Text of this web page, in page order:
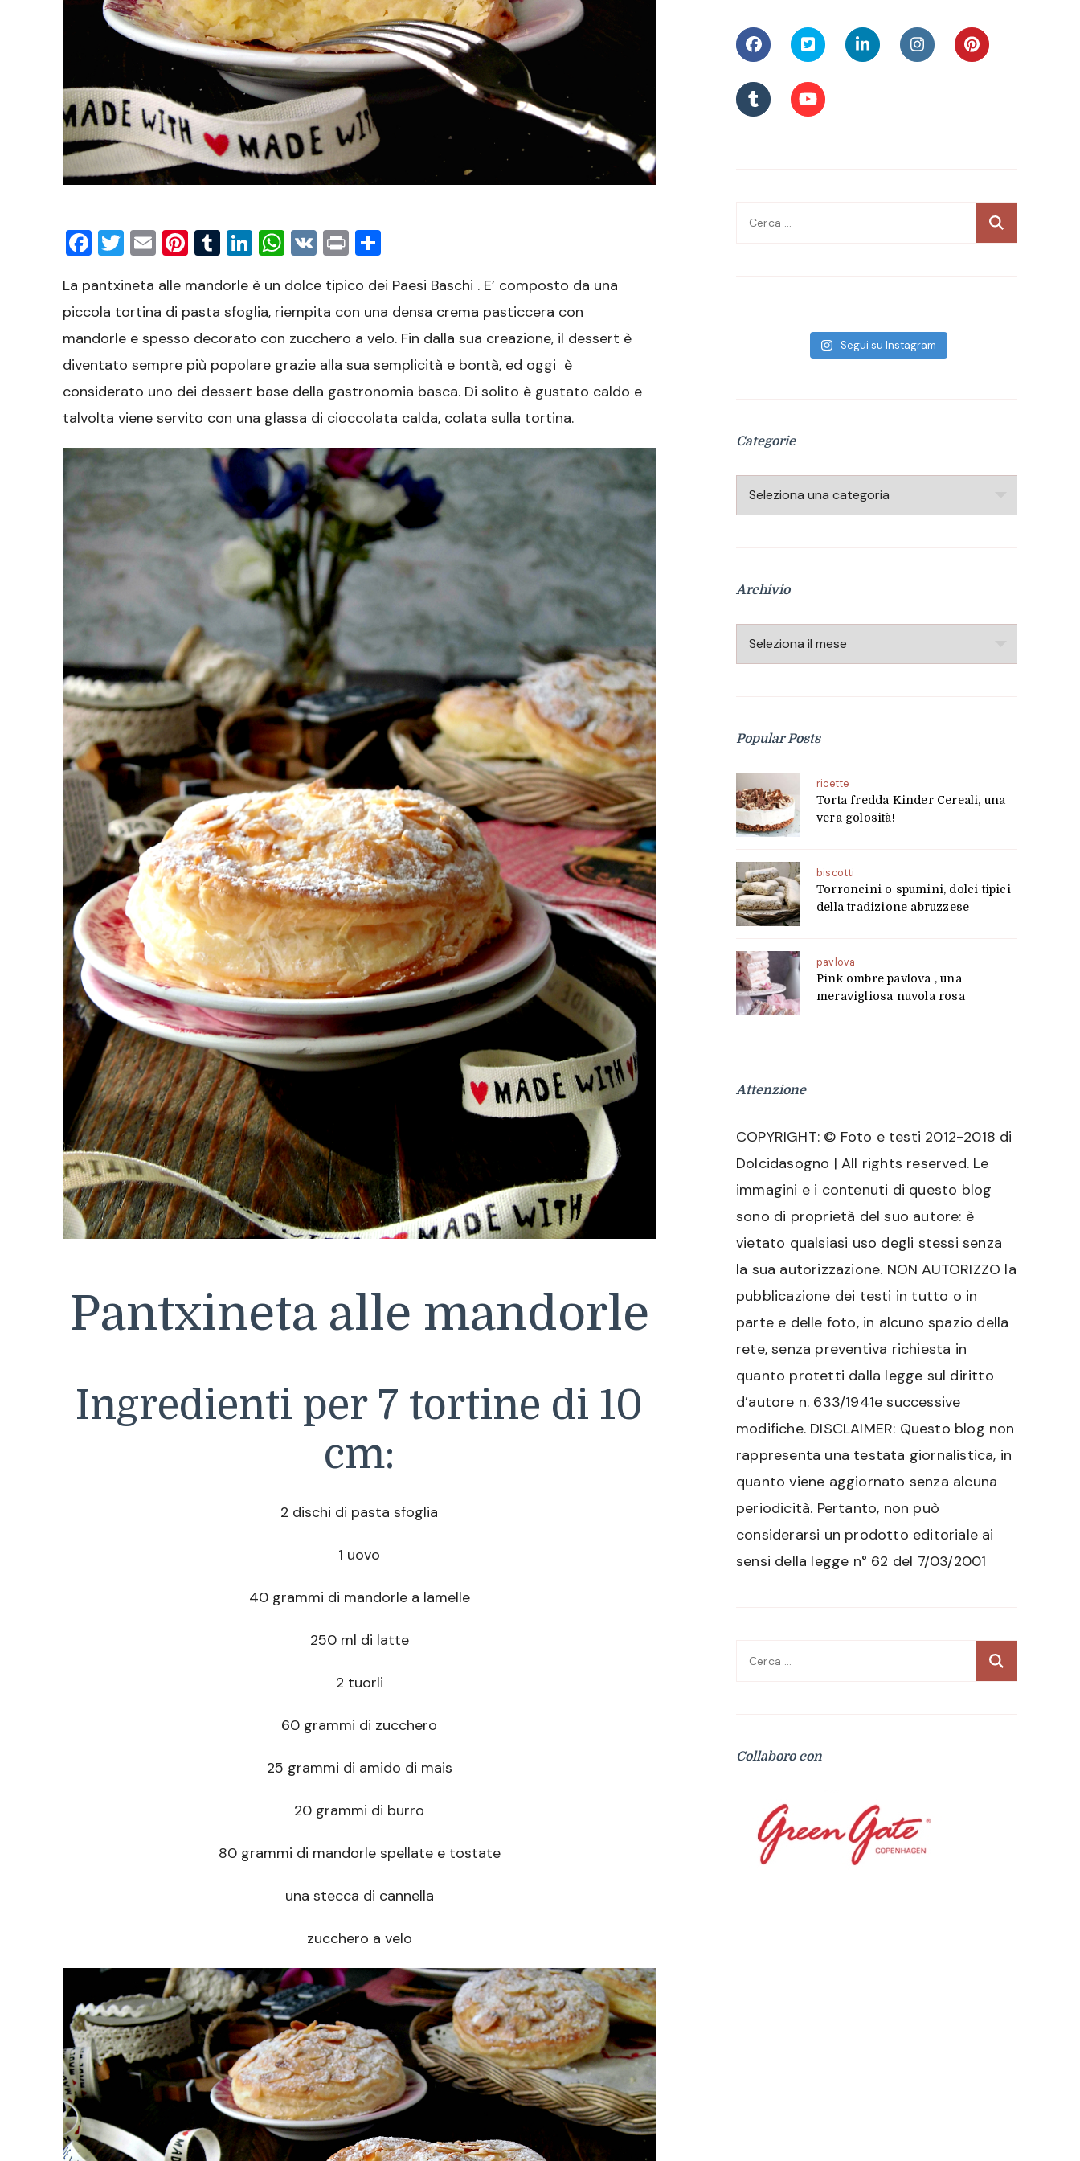
Facebook
Twitter
EmailPinterest
Tumblr
LinkedIn
WhatsApp
VK Print
La pantxineta alle mandorle è un dolce tipico dei Paesi Baschi . E’ composto da una
piccola tortina di pasta sfoglia, riempita con una densa crema pasticcera con
mandorle e spesso decorato con zucchero a velo. Fin dalla sua creazione, il dessert è
diventato sempre più popolare grazie alla sua semplicità e bontà, ed oggi è
considerato uno dei dessert base della gastronomia basca. Di solito è gustato caldo e
talvolta viene servito con una glassa di cioccolata calda, colata sulla tortina.
Pantxineta alle mandorle
Ingredienti per 7 tortine di 10
cm:
2 dischi di pasta sfoglia
1 uovo
40 grammi di mandorle a lamelle
250 ml di latte
2 tuorli
60 grammi di zucchero
25 grammi di amido di mais
20 grammi di burro
80 grammi di mandorle spellate e tostate
una stecca di cannella
zucchero a velo
Ricerca
Segui su Instagram
Categorie
Categorie
Archivio
Archivio
Popular Posts
ricette
Torta fredda Kinder Cereali, una
vera golosità!
biscotti
Torroncini o spumini, dolci tipici
della tradizione abruzzese
pavlova
Pink ombre pavlova , una
meravigliosa nuvola rosa
Attenzione
COPYRIGHT: © Foto e testi 2012-2018 di
Dolcidasogno | All rights reserved. Le
immagini e i contenuti di questo blog
sono di proprietà del suo autore: è
vietato qualsiasi uso degli stessi senza
la sua autorizzazione. NON AUTORIZZO la
pubblicazione dei testi in tutto o in
parte e delle foto, in alcuno spazio della
rete, senza preventiva richiesta in
quanto protetti dalla legge sul diritto
d’autore n. 633/1941e successive
modifiche. DISCLAIMER: Questo blog non
rappresenta una testata giornalistica, in
quanto viene aggiornato senza alcuna
periodicità. Pertanto, non può
considerarsi un prodotto editoriale ai
sensi della legge n° 62 del 7/03/2001
Ricerca
Collaboro con